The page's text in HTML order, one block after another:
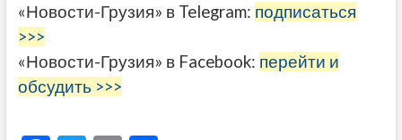
«Новости-Грузия» в Telegram: подписаться
>>>
«Новости-Грузия» в Facebook: перейти и
обсудить >>>